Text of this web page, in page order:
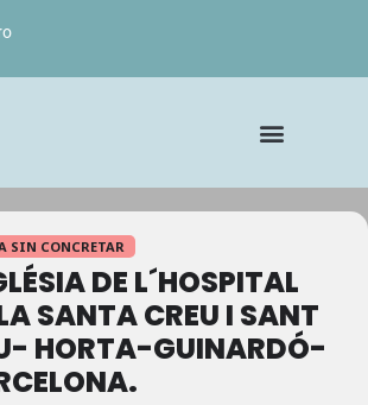
SIN CONCRETAR
DE L´HOSPITAL
SANTA CREU I SANT
HORTA-GUINARDÓ-